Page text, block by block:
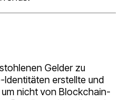
Gelder zu
erstellte und
nicht von Blockchain-